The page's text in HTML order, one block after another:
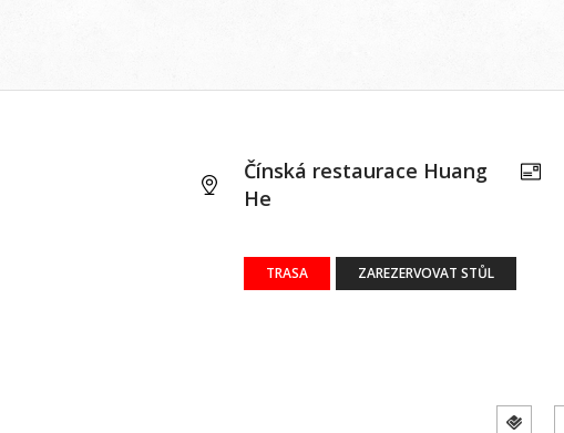
Čínská restaurace Huang
He
TRASA ZAREZERVOVAT STŮL